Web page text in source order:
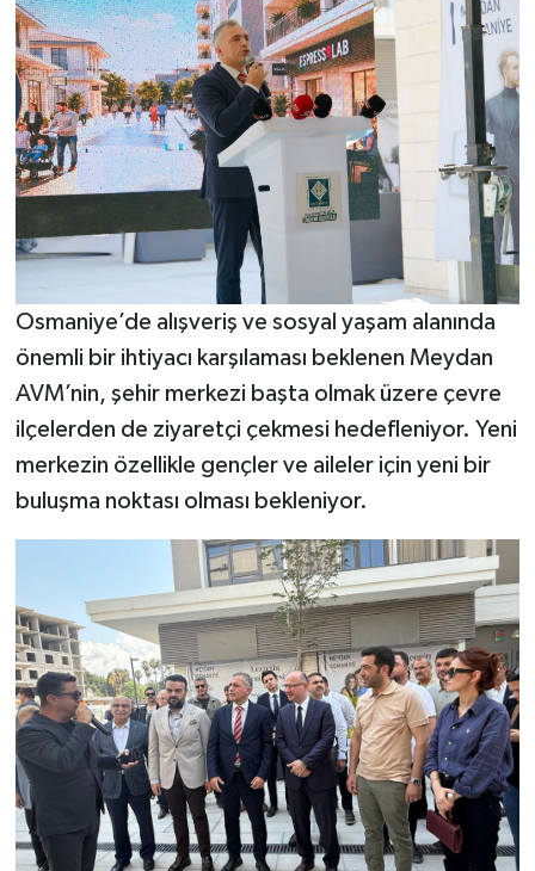
Osmaniye’de alışveriş ve sosyal yaşam alanında
önemli bir ihtiyacı karşılaması beklenen Meydan
AVM’nin, şehir merkezi başta olmak üzere çevre
ilçelerden de ziyaretçi çekmesi hedefleniyor. Yeni
merkezin özellikle gençler ve aileler için yeni bir
buluşma noktası olması bekleniyor.